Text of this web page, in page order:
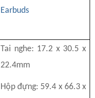
Earbuds
Tai nghe: 17.2 x 30.5 x
22.4mm
Hộp đựng: 59.4 x 66.3 x